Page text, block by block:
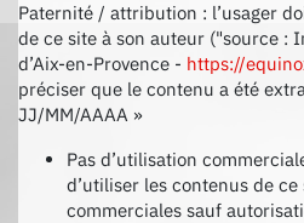
Paternité / attribution : l’usager
de ce site à son auteur ("source :
d’Aix-en-Provence - https://
préciser que le contenu a été
JJ/MM/AAAA »
Pas d’utilisation
d’utiliser les contenus de
commerciales sauf